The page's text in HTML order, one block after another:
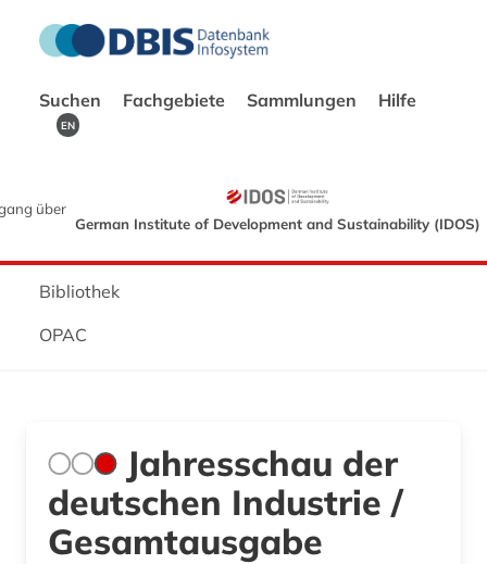
Suchen Fachgebiete Sammlungen Hilfe
EN
über
German Institute of Development and Sustainability (IDOS)
Bibliothek
OPAC
Jahresschau der
deutschen Industrie /
Gesamtausgabe